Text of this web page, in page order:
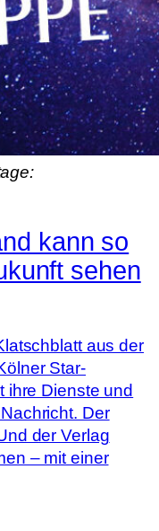
kann so
sehen
aus der
Star-
ihre Dienste und
Der
der Verlag
– mit einer